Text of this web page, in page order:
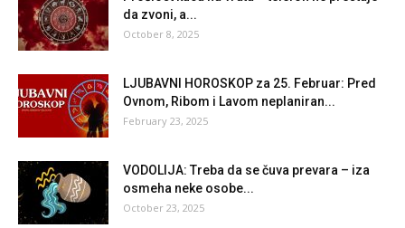
da zvoni, a...
October 8, 2025
LJUBAVNI HOROSKOP za 25. Februar: Pred
Ovnom, Ribom i Lavom neplaniran...
February 23, 2025
VODOLIJA: Treba da se čuva prevara – iza
osmeha neke osobe...
October 23, 2025